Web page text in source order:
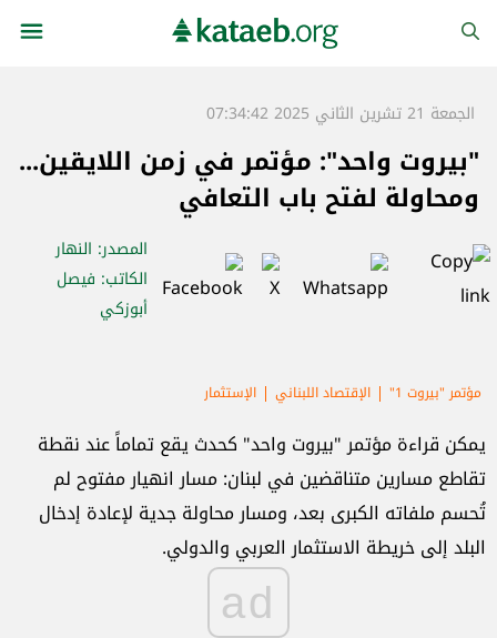
الجمعة 21 تشرين الثاني 2025 07:34:42
"بيروت واحد": مؤتمر في زمن اللايقين...
ومحاولة لفتح باب التعافي
المصدر: النهار
الكاتب: فيصل
أبوزكي
مؤتمر "بيروت 1" الإقتصاد اللبناني الإستثمار
يمكن قراءة مؤتمر "بيروت واحد" كحدث يقع تماماً عند نقطة
تقاطع مسارين متناقضين في لبنان: مسار انهيار مفتوح لم
تُحسم ملفاته الكبرى بعد، ومسار محاولة جدية لإعادة إدخال
البلد إلى خريطة الاستثمار العربي والدولي.
ad